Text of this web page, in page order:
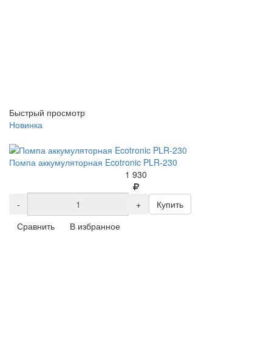
Быстрый просмотр
Новинка
Помпа аккумуляторная Ecotronic PLR-230
1 930
- +
Купить
Сравнить
В избранное